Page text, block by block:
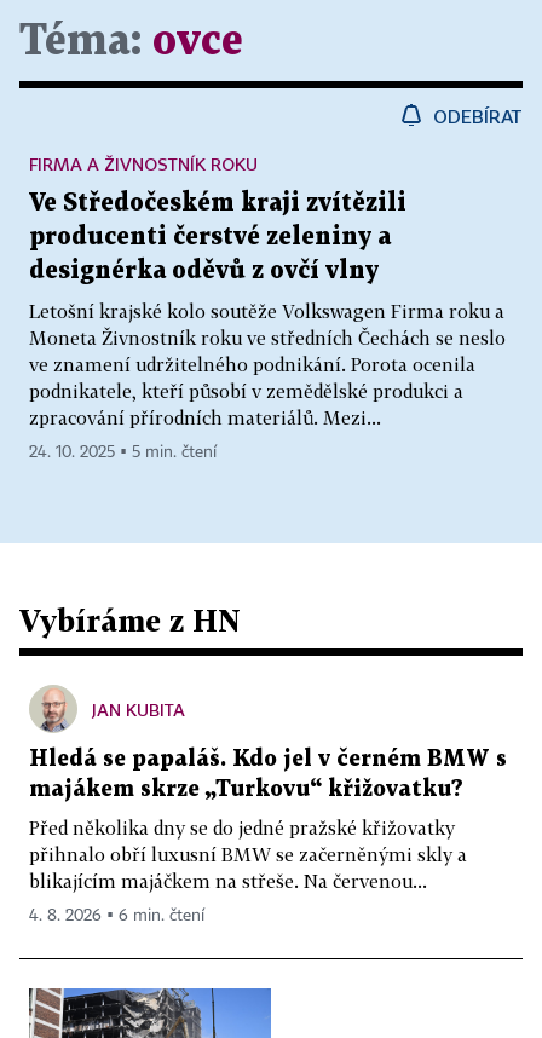
Téma: ovce
ODEBÍRAT
Ve Středočeském kraji zvítězili
producenti čerstvé zeleniny a
designérka oděvů z ovčí vlny
Letošní krajské kolo soutěže Volkswagen Firma roku a
Moneta Živnostník roku ve středních Čechách se neslo
ve znamení udržitelného podnikání. Porota ocenila
podnikatele, kteří působí v zemědělské produkci a
zpracování přírodních materiálů. Mezi...
FIRMA A ŽIVNOSTNÍK ROKU
24. 10. 2025 ▪ 5 min. čtení
Vybíráme z HN
JAN KUBITA
Hledá se papaláš. Kdo jel v černém BMW s
majákem skrze „Turkovu“ křižovatku?
Před několika dny se do jedné pražské křižovatky
přihnalo obří luxusní BMW se začerněnými skly a
blikajícím majáčkem na střeše. Na červenou...
4. 8. 2026 ▪ 6 min. čtení